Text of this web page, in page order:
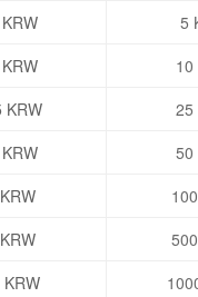
5
10
KRW 25
50